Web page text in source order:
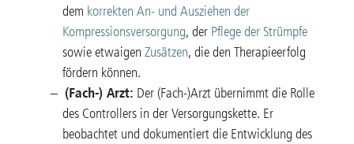
dem korrekten An- und Ausziehen der
Kompressionsversorgung, der Pflege der Strümpfe
sowie etwaigen Zusätzen, die den Therapieerfolg
fördern können.
(Fach-) Arzt: Der (Fach-)Arzt übernimmt die Rolle
des Controllers in der Versorgungskette. Er
beobachtet und dokumentiert die Entwicklung des